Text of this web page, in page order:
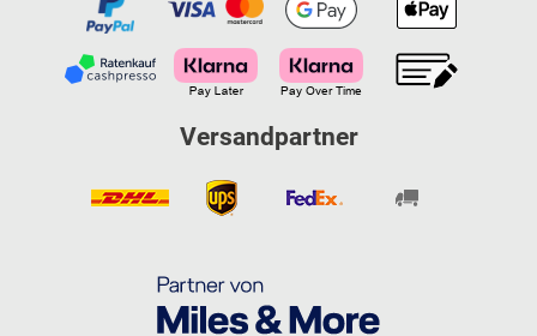
Versandpartner